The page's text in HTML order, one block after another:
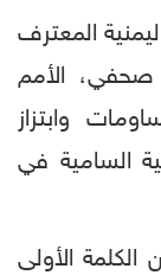
المعترف
الأمم
وابتزاز
السامية في
الأولى